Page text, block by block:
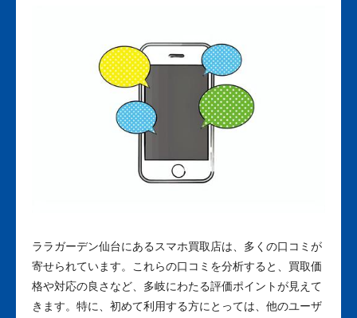
ララガーデン仙台にあるスマホ買取店は、多くの口コミが
寄せられています。これらの口コミを分析すると、買取価
格や対応の良さなど、多岐にわたる評価ポイントが見えて
きます。特に、初めて利用する方にとっては、他のユーザ